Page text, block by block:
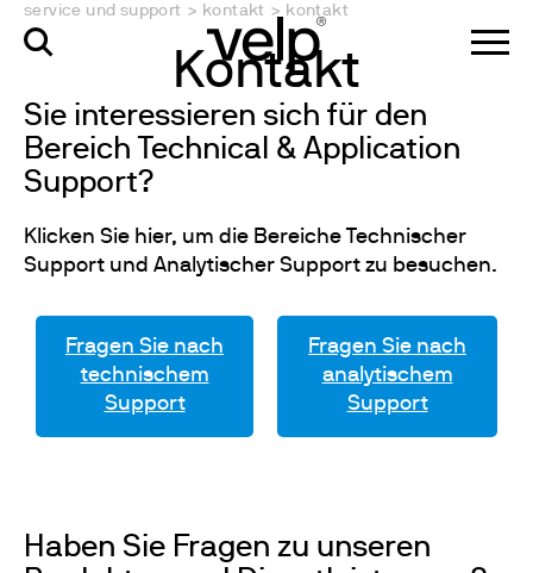
service und support > kontakt > kontakt
Kontakt
Sie interessieren sich für den
Bereich Technical & Application
Support?
Klicken Sie hier, um die Bereiche Technischer
Support und Analytischer Support zu besuchen.
Fragen Sie nach
technischem
Support
Fragen Sie nach
analytischem
Support
Haben Sie Fragen zu unseren